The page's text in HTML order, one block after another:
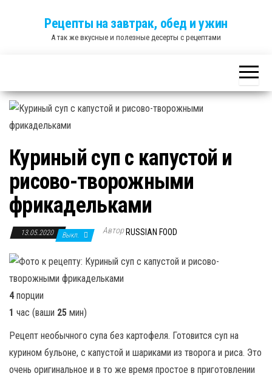
Рецепты на завтрак, обед и ужин
А так же вкусные и полезные десерты с рецептами
Куриный суп с капустой и
рисово-творожными
фрикадельками
13.05.2020 Выкл. Автор RUSSIAN FOOD
4порции
1 час (ваши 25 мин)
Рецепт необычного супа без картофеля. Готовится суп на
курином бульоне, с капустой и шариками из творога и риса. Это
очень оригинальное и в то же время простое в приготовлении